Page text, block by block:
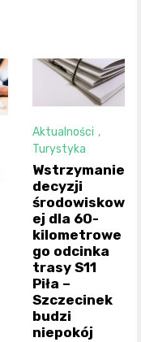
Aktualności ,
Turystyka
Wstrzymanie
decyzji
środowiskow
ej dla 60-
kilometrowe
go odcinka
trasy S11
Piła –
Szczecinek
budzi
niepokój